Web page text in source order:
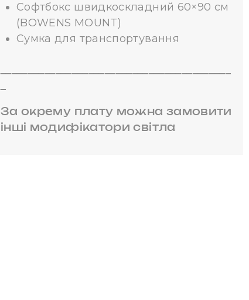
Софтбокс швидкоскладний 60×90 см
(BOWENS MOUNT)
Сумка для транспортування
За окрему плату можна замовити
інші модифікатори світла